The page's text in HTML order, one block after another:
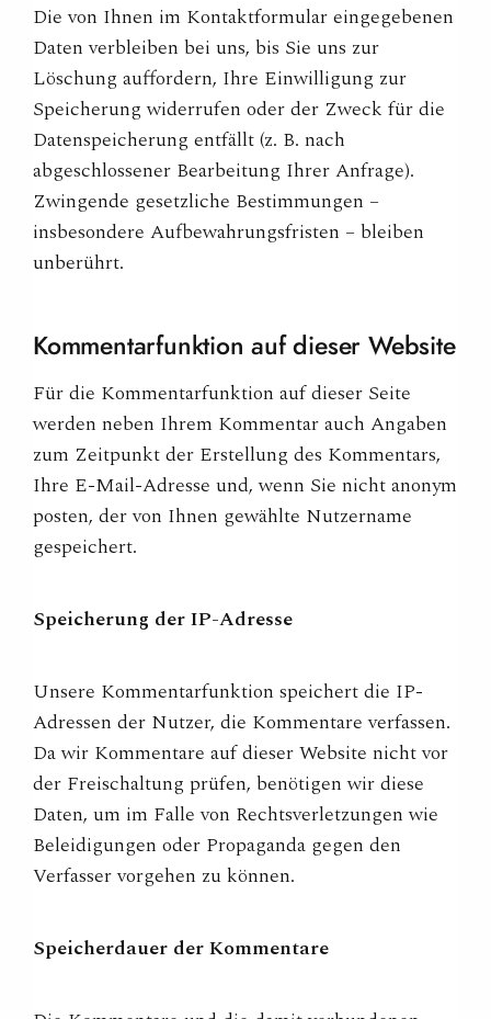
Die von Ihnen im Kontaktformular eingegebenen
Daten verbleiben bei uns, bis Sie uns zur
Löschung auffordern, Ihre Einwilligung zur
Speicherung widerrufen oder der Zweck für die
Datenspeicherung entfällt (z. B. nach
abgeschlossener Bearbeitung Ihrer Anfrage).
Zwingende gesetzliche Bestimmungen –
insbesondere Aufbewahrungsfristen – bleiben
unberührt.
Kommentarfunktion auf dieser Website
Für die Kommentarfunktion auf dieser Seite
werden neben Ihrem Kommentar auch Angaben
zum Zeitpunkt der Erstellung des Kommentars,
Ihre E-Mail-Adresse und, wenn Sie nicht anonym
posten, der von Ihnen gewählte Nutzername
gespeichert.
Speicherung der IP-Adresse
Unsere Kommentarfunktion speichert die IP-
Adressen der Nutzer, die Kommentare verfassen.
Da wir Kommentare auf dieser Website nicht vor
der Freischaltung prüfen, benötigen wir diese
Daten, um im Falle von Rechtsverletzungen wie
Beleidigungen oder Propaganda gegen den
Verfasser vorgehen zu können.
Speicherdauer der Kommentare